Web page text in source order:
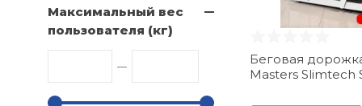
Максимальный вес
пользователя (кг)
Беговая
Masters Slimtech